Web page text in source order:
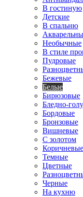
В гостиную
Детские
В спальню
Необычные
В стиле
Пудровые
Бежевые
Белые
Бирюзовые
Бледно-
Бордовые
Бронзовые
Вишневые
С золотом
Коричневые
Темные
Цветные
Черные
На кухню